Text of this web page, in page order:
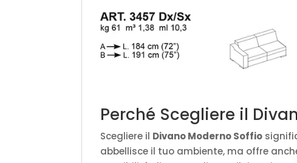
Perché Scegliere il
Scegliere il Divano Moderno Soffio
abbellisce il tuo ambiente, ma offre